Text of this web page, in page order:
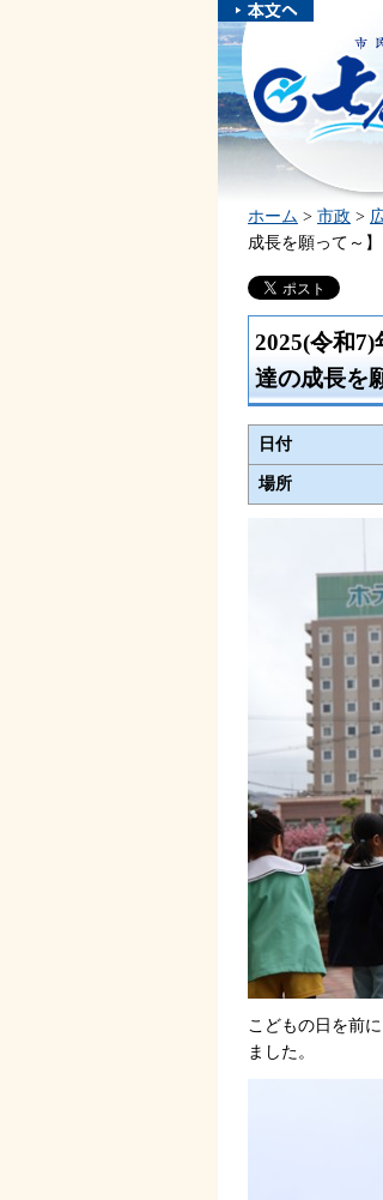
本文へスキ
ップしま
す。
市民活躍都
ホーム > 市政 >
成長を願って～】
2025(令和
達の成長を
日付
場所
こどもの日を前
ました。